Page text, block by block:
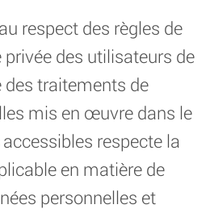
respect des règles de
des utilisateurs de
des traitements de
mis en œuvre dans le
respecte la
en matière de
personnelles et